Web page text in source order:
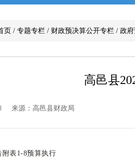
页 / 专题专栏/ 财政预决算公开专栏/ 政
高邑县
来源： 高邑县财政局
附表1-8预算执行